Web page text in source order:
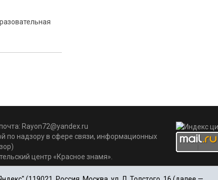
Rayon72@yandex.ru
по надзору в сфере связи, информационных
центр «Красное знамя».
6